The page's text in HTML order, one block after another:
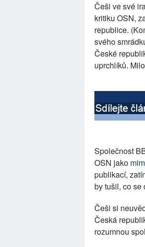
Češi ve své
kritiku OSN,
republice.
svého
České
uprchlíků.
Společnost
OSN jako
publikací,
by tušil, co se
Češi si
Česká
rozumnou